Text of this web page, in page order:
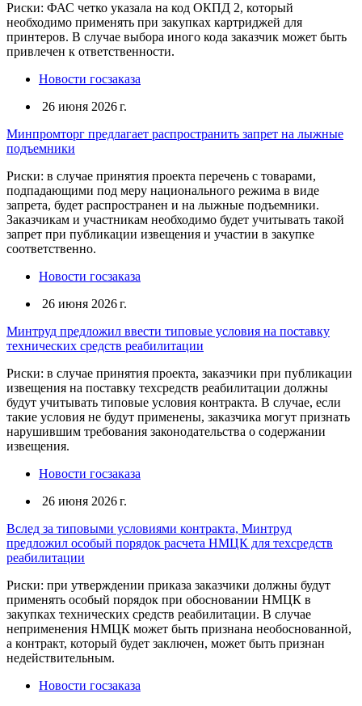
Риски: ФАС четко указала на код ОКПД 2, который
необходимо применять при закупках картриджей для
принтеров. В случае выбора иного кода заказчик может быть
привлечен к ответственности.
Новости госзаказа
26 июня 2026 г.
Минпромторг предлагает распространить запрет на лыжные
подъемники
Риски: в случае принятия проекта перечень с товарами,
подпадающими под меру национального режима в виде
запрета, будет распространен и на лыжные подъемники.
Заказчикам и участникам необходимо будет учитывать такой
запрет при публикации извещения и участии в закупке
соответственно.
Новости госзаказа
26 июня 2026 г.
Минтруд предложил ввести типовые условия на поставку
технических средств реабилитации
Риски: в случае принятия проекта, заказчики при публикации
извещения на поставку техсредств реабилитации должны
будут учитывать типовые условия контракта. В случае, если
такие условия не будут применены, заказчика могут признать
нарушившим требования законодательства о содержании
извещения.
Новости госзаказа
26 июня 2026 г.
Вслед за типовыми условиями контракта, Минтруд
предложил особый порядок расчета НМЦК для техсредств
реабилитации
Риски: при утверждении приказа заказчики должны будут
применять особый порядок при обосновании НМЦК в
закупках технических средств реабилитации. В случае
неприменения НМЦК может быть признана необоснованной,
а контракт, который будет заключен, может быть признан
недействительным.
Новости госзаказа